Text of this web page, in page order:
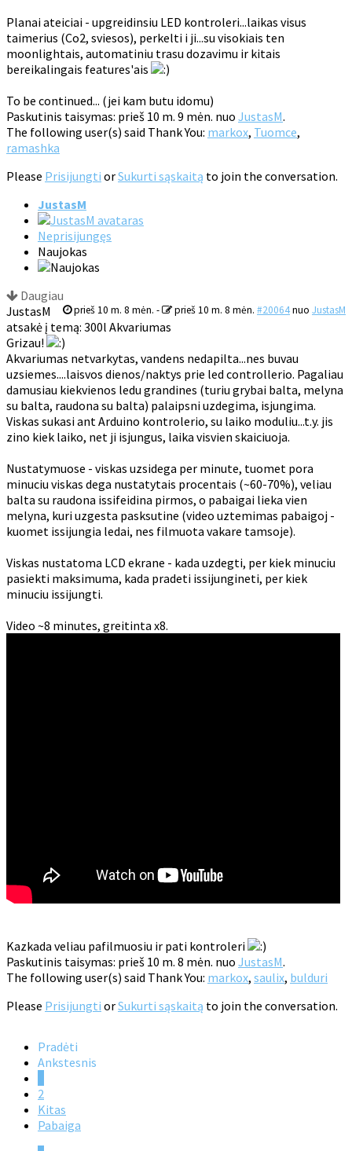
Planai ateiciai - upgreidinsiu LED kontroleri...laikas visus
taimerius (Co2, sviesos), perkelti i ji...su visokiais ten
moonlightais, automatiniu trasu dozavimu ir kitais
bereikalingais features'ais
To be continued... (jei kam butu idomu)
Paskutinis taisymas: prieš 10 m. 9 mėn. nuo JustasM.
The following user(s) said Thank You: markox, Tuomce,
ramashka
Please Prisijungti orSukurti sąskaitą to join the conversation.
JustasM
Neprisijungęs
Naujokas
Daugiau
prieš 10 m. 8 mėn. - prieš 10 m. 8 mėn. #20064nuo JustasM
JustasM
atsakė į temą: 300l Akvariumas
Grizau!
Akvariumas netvarkytas, vandens nedapilta...nes buvau
uzsiemes....laisvos dienos/naktys prie led controllerio. Pagaliau
damusiau kiekvienos ledu grandines (turiu grybai balta, melyna
su balta, raudona su balta) palaipsni uzdegima, isjungima.
Viskas sukasi ant Arduino kontrolerio, su laiko moduliu...t.y. jis
zino kiek laiko, net ji isjungus, laika visvien skaiciuoja.
Nustatymuose - viskas uzsidega per minute, tuomet pora
minuciu viskas dega nustatytais procentais (~60-70%), veliau
balta su raudona issifeidina pirmos, o pabaigai lieka vien
melyna, kuri uzgesta pasksutine (video uztemimas pabaigoj -
kuomet issijungia ledai, nes filmuota vakare tamsoje).
Viskas nustatoma LCD ekrane - kada uzdegti, per kiek minuciu
pasiekti maksimuma, kada pradeti issijungineti, per kiek
minuciu issijungti.
Video ~8 minutes, greitinta x8.
Kazkada veliau pafilmuosiu ir pati kontroleri
Paskutinis taisymas: prieš 10 m. 8 mėn. nuo JustasM.
The following user(s) said Thank You: markox, saulix, bulduri
Please Prisijungti orSukurti sąskaitą to join the conversation.
Pradėti
Ankstesnis
2
Kitas
Pabaiga